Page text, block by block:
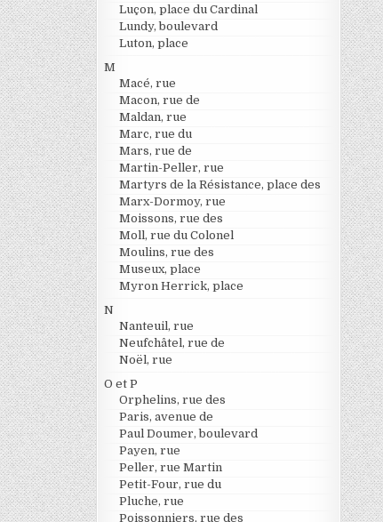
Luçon, place du Cardinal
Lundy, boulevard
Luton, place
M
Macé, rue
Macon, rue de
Maldan, rue
Marc, rue du
Mars, rue de
Martin-Peller, rue
Martyrs de la Résistance, place des
Marx-Dormoy, rue
Moissons, rue des
Moll, rue du Colonel
Moulins, rue des
Museux, place
Myron Herrick, place
N
Nanteuil, rue
Neufchâtel, rue de
Noël, rue
O et P
Orphelins, rue des
Paris, avenue de
Paul Doumer, boulevard
Payen, rue
Peller, rue Martin
Petit-Four, rue du
Pluche, rue
Poissonniers, rue des